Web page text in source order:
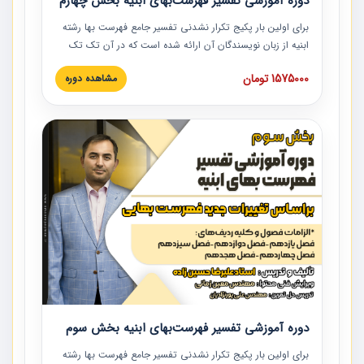
برای اولین بار پکیج تکرار نشدنی تفسیر جامع فهرست بها رشته
ابنیه از زبان نویسندگان آن ارائه شده است که در آن تک تک
ردیف ها و مطالب فهرست بها تفسیر و ارائه شده است. این
دوره به صورت کامل تصویری بوده و به همراه تصاویر عملیات
دوره با کلام مهندس علیرضاحسین‌زاده مدیر پروژه مهندسی
مشاور در امر بازنگری فهرست بها رشته ابنیه ارائه شده و به تمام
همکارانی که در حوزه صنعت ساخت در حال فعالیت هستند حتما
توصیه می کنیم از مطالب این دوره استفاده نمایند.
1575000 تومان مشاهده دوره
دوره آموزشی تفسیر فهرست‌بهای ابنیه بخش سوم
برای اولین بار پکیج تکرار نشدنی تفسیر جامع فهرست بها رشته